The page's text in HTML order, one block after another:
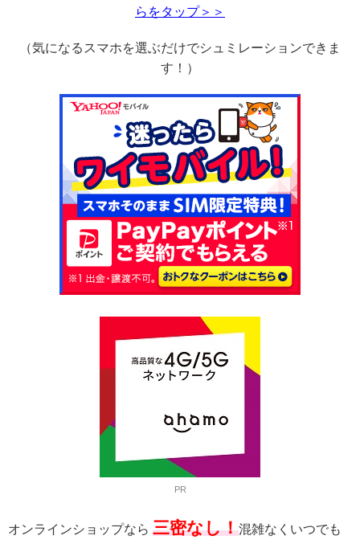
らをタップ＞＞
（気になるスマホを選ぶだけでシュミレーションできま
す！）
PR
オンラインショップなら 三密なし！混雑なくいつでも